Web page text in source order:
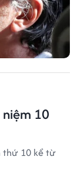
10
thứ 10 kể từ